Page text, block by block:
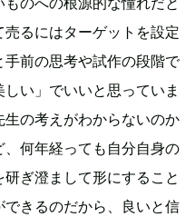
るにはターゲットを設定
前の思考や試作の段階で
い」でいいと思っていま
の考えがわからないのか
何年経っても自分自身の
研ぎ澄まして形にすること
きるのだから、良いと信